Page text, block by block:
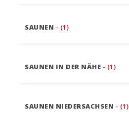
SAUNEN - (1)
SAUNEN IN DER NÄHE - (1)
SAUNEN NIEDERSACHSEN - (1)